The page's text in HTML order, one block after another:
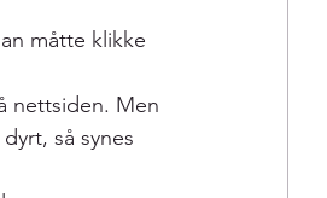
måtte klikke
nettsiden. Men
så synes